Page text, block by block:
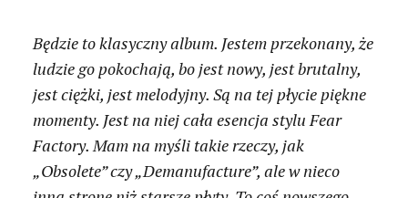
Będzie to klasyczny album. Jestem przekonany, że
ludzie go pokochają, bo jest nowy, jest brutalny,
jest ciężki, jest melodyjny. Są na tej płycie piękne
momenty. Jest na niej cała esencja stylu Fear
Factory. Mam na myśli takie rzeczy, jak
„Obsolete” czy „Demanufacture”, ale w nieco